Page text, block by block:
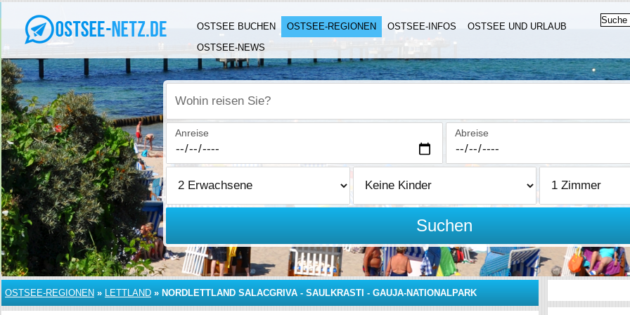
OSTSEE BUCHEN OSTSEE-REGIONEN OSTSEE-INFOS
OSTSEE UND URLAUB
OSTSEE-NEWS
Wohin reisen Sie?
Anreise Abreise
Suchen
OSTSEE-REGIONEN » LETTLAND » NORDLETTLAND SALACGRIVA - SAULKRASTI - GAUJA-NATIONALPARK